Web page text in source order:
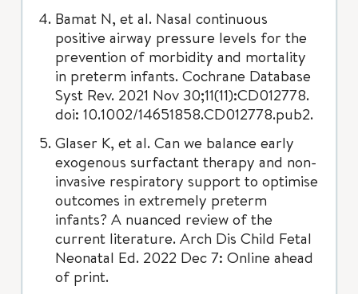
Bamat N, et al. Nasal continuous
positive airway pressure levels for the
prevention of morbidity and mortality
in preterm infants. Cochrane Database
Syst Rev. 2021 Nov 30;11(11):CD012778.
doi: 10.1002/14651858.CD012778.pub2.
Glaser K, et al. Can we balance early
exogenous surfactant therapy and non-
invasive respiratory support to optimise
outcomes in extremely preterm
infants? A nuanced review of the
current literature. Arch Dis Child Fetal
Neonatal Ed. 2022 Dec 7: Online ahead
of print.